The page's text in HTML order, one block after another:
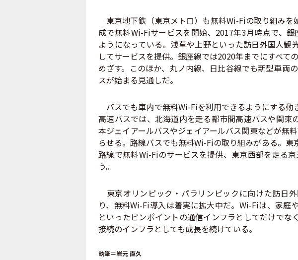
東京地下鉄（東京メトロ）も無料Wi-Fiの取り組みを
成で無料Wi-Fiサービスを開始、2017年3月時点で、
ようになっている。浅草や上野といった訪日外国人観
してサービスを提供。銀座線では2020年までにすべて
めざす。このほか、丸ノ内線、日比谷線でも新型車両
スが始まる見通しだ。
バスでも車内で無料Wi-Fiを利用できるようにする動
高速バスでは、北海道内を走る都市間高速バスや関東
本ジェイアールバスやジェイアールバス関東などが無
らせる。路線バスでも無料Wi-Fiの取り組みがある。
路線で無料Wi-Fiのサービスを提供、東京西部を走る
う。
東京オリンピック・パラリンピックに向けた訪日
り、無料Wi-Fi導入は着実に拡大中だ。Wi-Fiは、家庭
といったピンポイントの通信インフラとしてだけでな
接続のインフラとしても成長を続けている。
執筆＝岩元 直久